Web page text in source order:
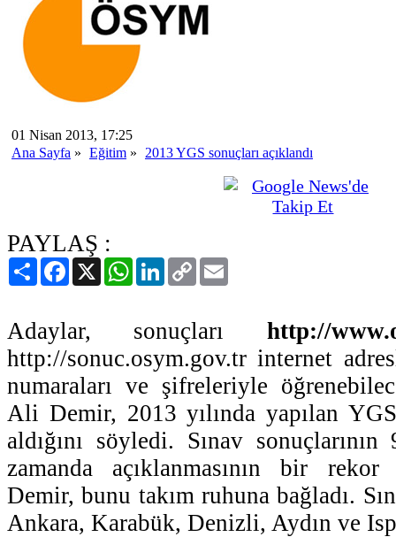
01 Nisan 2013, 17:25
Ana Sayfa » Eğitim » 2013 YGS sonuçları açıklandı
PAYLAŞ :
PaylaşFacebook
X WhatsAppLinkedIn
Copy
Link
Adaylar, sonuçları http://
http://sonuc.osym.gov.tr internet
numaraları ve şifreleriyle
Ali Demir, 2013 yılında yapılan
aldığını söyledi. Sınav
zamanda açıklanmasının bir
Demir, bunu takım ruhuna bağladı.
Ankara, Karabük, Denizli, Aydın ve